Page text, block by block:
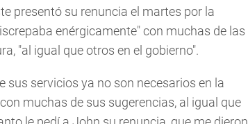
presentó su renuncia el martes por la
enérgicamente" con muchas de las
"al igual que otros en el gobierno".
sus servicios ya no son necesarios en la
muchas de sus sugerencias, al igual que